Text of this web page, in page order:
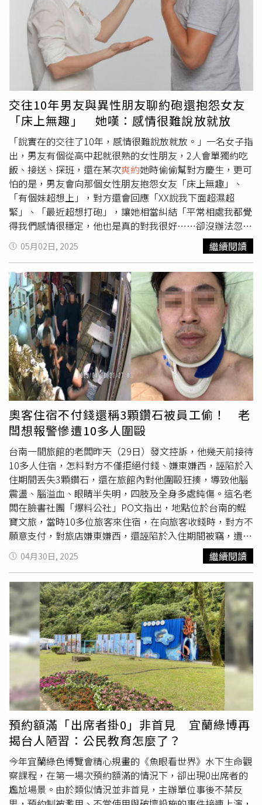
員；有些人為了他去跟錢莊借錢搞的自己人生陷入了窘境沼
澤」。簡姓金主控訴，澎恰恰害他信用蕩然無存，如果只有
金錢方面他還可以接受，但和藝人及醫生都 爽約
，一直把髒
水潑給別人，導致他社會信用全沒了，連最幫他的陳姓金主
都決裂。陳姓金主表示，在他們心中的澎恰恰，是一個非常
具有才華的知名演藝人員，獲得6座金鐘獎，在台灣無人能
出其左右，所以不斷支持他，尤其最近剛得到第6座金鐘
獎，更讓他們充滿信心，想繼續支持幫助他。但是經過不斷
的了解測試和實際發生的事情，金主們都感到相當失望、甚
至絕望，因為很多人都付出慘痛的代價，但澎恰恰為了維護
自己在社會的好名聲，不斷把髒水潑給別人，成就自己卻一
再犧牲別人的作為，讓他們看不下去。簡姓金主坦言，澎恰
恰不是在個人經濟信用上的糟糕破產，與各界接觸承諾的各
類事情，也是一再跳票放鴿子，頻率甚高，讓大家不知道該
怎樣再繼續幫助他，最後他們做出3點呼籲：1. 國家社會認
同的金鐘獎在獲獎的資格上應該更加審慎嚴謹，畢竟頂著金
鐘獎的光環，在外面是很容易得到信任認同與各種資金挹注
投入的。然而衷心希望，未來在獲獎的資格上能考慮到當事
人的社會觀感與實際形象評價，宣布破產還能頂著金鐘獎光
環到處獲得投資者的青睞與加碼，其實事後造成的傷害可能
會更大。2.經過相當的了解，很多知名藝人生活晚節生活不
保，窮困潦倒。有學者研究指出，正規的金融業者對於這些
藝人們不肯給予適當的貸款等協助，一味閃避見死不救，只
會造成這些藝人們跟地下錢莊等非正規的機構高利息借款止
血，結果當然是搞到家破人亡，一些實際的案例媒體界朋友
們也都可以去了解。所以建議金融主管機關能夠對於這些有
一定才華的知名藝人們施出援手，留一條生路給他們。3.我
們這些金主朋友們將會組成一個債務協商自救會，結合各種
力量看如何處理他的這些問題，也希望屆時政府相關部門能
給予適當的協助與建議，以免造成更多社會不愉快，不安的
事件，浪費了相當社會的各類資源。
交往10年男友與異性朋友聊約砲還抱怨女友
「床上無趣」 她嘆：感情很難說放就放
「說實在的交往了10年，感情很難說放就放。」一名女子指
出，男友有個從高中起就很熟的女性朋友，2人會單獨約吃
飯、接送、探班，還在某次爽約她時偷偷幫對方慶生，更可
怕的是，男友會向那個女性朋友抱怨女友「床上無趣」、
「有個妹超想上」，對方還會回應「XX說我下面超濕超
緊」、「最近超想打砲」，讓她相當糾結「平常相處我都覺
得我們感情很穩定，他也是真的對我很好……卻沒辦法忽視
那些噁心的對話」。這名女網友在Dcard以「看到男友跟異
性朋友的聊天紀錄暴怒」為題發文道，她跟男友交往快10
次同學聚會，男友自高中就很熟的女性朋友突然跟她說「前
幾天雨好大，還好XXX（原PO男友）有來載我下班」，讓她
瞬間傻眼「我完全不知道這件事」。後來，原PO問了男
友，對方卻一臉無所謂地表示「就幫一下朋友還好吧」，還
氣得直接把手機拿給她說「不然你自己看啊我們就真的沒怎
樣」，沒想到就讓她打開了「潘朵拉的盒子」。原PO透
露，男友和那位女性朋友私下約吃飯、接送、探班無數次，
某次她約男友看展被拒，其實是單獨幫那位女性朋友慶生，
更誇張的是，男友會向對方抱怨她床上表現無趣，還說出
「今天看到一個妹超想上」，對方則會分享「最近超想打砲
但沒人」、「XX說我下面超濕超緊」。不僅如此，那位女性
朋友與男友聊約砲經驗時，男友竟回應「妳很敢欸！像我女
友配合度就很低」，讓原PO看完當場崩潰提分手。原PO說
到，男友從頭到尾都擺出一種「我跟她就是沒什麼啊，而且
妳也知道她就是這樣，我到底哪裡有問題？」的態度，直到
她提出分手，對方才哭著說不要離開他、是真的很愛她等
等，還強調「討厭的話不跟她聯絡，甚至不跟高中那群朋友
聯絡都無所謂」。文末，原PO也坦言，「說實在的交往了
10年，感情很難說放就放，平常相處我都覺得我們感情很穩
定，他也是真的對我很好。想到這些都會動搖分手念頭，卻
沒辦法些忽視那些噁心的對話，不知道要怎麼面對這個人
了」。貼文曝光後，許多網友紛紛勸她，「分手，你已經浪
費十年了」、「邊界感很低又雙標的男的，會聊性事真的超
噁，拜託分手」、這種人留著只是糟蹋自己」、「如果真心
是你討厭的話他就不做，不需要走到你要離開了，他才
說」、「搞不好他還刪過紀錄，比你看到的更嚴重」、「分
手，我前任也這樣，我提分手也哭著求我，說不會再聯絡對
方、會封鎖她，實際上後來還是偷偷解封鎖，被我再次抓
05月02日, 2025 繼續閱讀
奧客住宿不付錢還稱3顆鑽石被員工偷！ 老
闆想報警慘遭10多人圍毆
台南一間旅館的老闆昨天（29日）發文控訴，他幾天前接待
10多人住宿，怎料對方不僅拒絕付錢、嫌東嫌西，誣陷於入
住期間丟失3顆鑽石，還在旅館內對他圍毆狂揍，導致他腦
震盪、腦溢血、眼睛半失明，四肢及全身多處鈍傷。這名老
闆在臉書社團「爆料公社」PO文指出，地點位於台南的鯤
寶文旅，當時10多位旅客來住宿，在向旅客收錢時，對方不
願意支付，對旅店嫌東嫌西，還誣陷於入住期間被竊，遺失
3顆鑽石，要求店家賠償10多萬元。民宿老闆發文控訴奧
客。（圖／翻攝自臉書／爆料公社）老闆表示，民宿沒有電
梯，員工都會幫忙客人搬行李，沒想到旅客卻懷疑是搬行李
時行竊，「我們也同意羅先生來民宿查看監視器，但他卻爽
了3次，最後終於查看完放置於公共區域的監視器畫面
後，確實都沒有任何偷竊行為，但還是指責我們同事偷竊，
表示可能監視器有問題有拍攝死角等狀況」。從老闆提供的
監視器畫面來看，28日晚間，一群男子走進店內動手推了疑
似是旅館老闆的男子，接著將他壓在地上狂毆、猛踹，還拿
出安全帽砸人。老闆也說到，他原先打算報警處理，並將此
事告知對方公司老闆，怎料一群人卻一起圍毆他，害他腦震
盪、腦溢血，眼睛半失明，四肢與全身多處鈍傷，「實在忍
無可忍對他表示往後拒絕往來，不想再看到他再來我們旅宿
騷擾我們」。民宿老闆發文控訴奧客。（圖／翻攝自臉書／
爆料公社）貼文曝光後，網友們紛紛在底下留言，「現在垃
圾8+9這樣搞錢的啊」、「台南警方還在睡覺嗎」、「不管
如何ㄧ群人打一個人算的了什麼」、「好手好腳的做這種事
社會敗類」；也有人質疑，公布的監視器畫面沒有聲音，且
04月30日, 2025 繼續閱讀
預約額滿「出席者掛0」非首見 宜蘭綠博再
揭台人陋習：公民教育怎麼了？
今年宜蘭綠色博覽會精心規畫的《魚眼看世界》水下生命觀
察課程，在第一場次預約額滿的情況下，卻出現0出席者的
尷尬場景。由於類似情況並非首見，主辦單位事後不禁反